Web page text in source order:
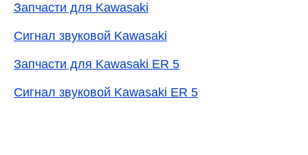
Запчасти для Kawasaki
Сигнал звуковой Kawasaki
Запчасти для Kawasaki ER 5
Сигнал звуковой Kawasaki ER 5